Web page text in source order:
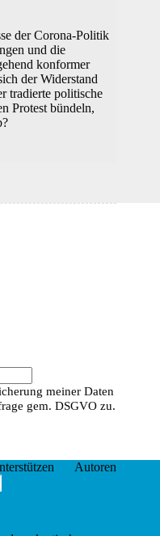
der Corona-Politik
und die
konformer
der Widerstand
tradierte politische
Protest bündeln,
meiner Daten
gem. DSGVO zu.
Autoren